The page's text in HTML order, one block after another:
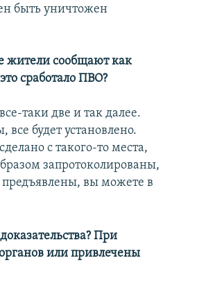
быть уничтожен
жители сообщают как
сработало ПВО?
таки две и так далее.
все будет установлено.
с такого-то места,
запротоколированы,
предъявлены, вы можете в
При
или привлечены